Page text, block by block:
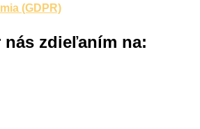
(GDPR)
nás zdieľaním na: